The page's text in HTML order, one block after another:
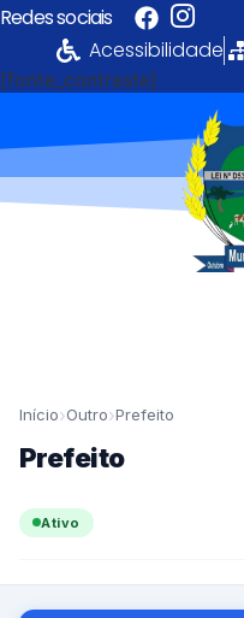
Redes sociais
Acessibilidade
[fonte_contraste]
Início›Outro›Prefeito
Prefeito
Ativo